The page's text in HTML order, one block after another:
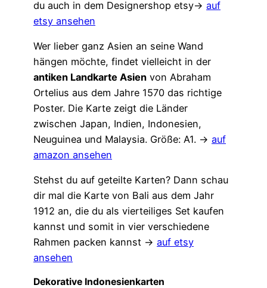
du auch in dem Designershop etsy→ auf
etsy ansehen
Wer lieber ganz Asien an seine Wand
hängen möchte, findet vielleicht in der
antiken Landkarte Asien von Abraham
Ortelius aus dem Jahre 1570 das richtige
Poster. Die Karte zeigt die Länder
zwischen Japan, Indien, Indonesien,
Neuguinea und Malaysia. Größe: A1. → auf
amazon ansehen
Stehst du auf geteilte Karten? Dann schau
dir mal die Karte von Bali aus dem Jahr
1912 an, die du als vierteiliges Set kaufen
kannst und somit in vier verschiedene
Rahmen packen kannst → auf etsy
ansehen
Dekorative Indonesienkarten